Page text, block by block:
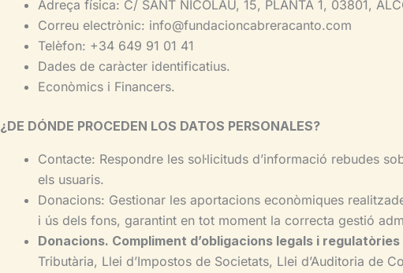
Adreça física: C/ SANT NICOLAU, 15, PLANTA 1, 03801,
Correu electrònic: info@fundacioncabreracanto.com
Telèfon: +34 649 91 01 41
Dades de caràcter identificatius.
Econòmics i Financers.
¿DE DÓNDE PROCEDEN LOS DATOS PERSONALES?
Contacte: Respondre les sol·licituds d’informació rebudes
els usuaris.
Donacions: Gestionar les aportacions econòmiques
i ús dels fons, garantint en tot moment la correcta gestió
Donacions. Compliment d’obligacions legals i regulatòries
Tributària, Llei d’Impostos de Societats, Llei d’Auditoria de